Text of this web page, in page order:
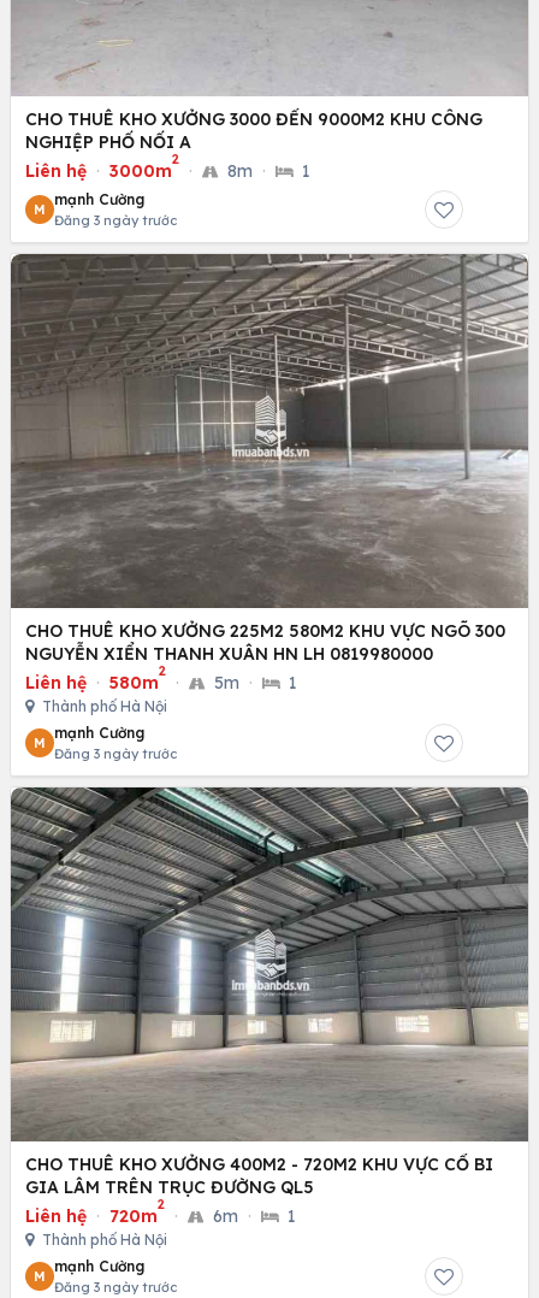
CHO THUÊ KHO XƯỞNG 3000 ĐẾN 9000M2 KHU CÔNG
NGHIỆP PHỐ NỐI A
Liên hệ · 3000m
2
· 8m · 1
M
mạnh Cường
Đăng 3 ngày trước
CHO THUÊ KHO XƯỞNG 225M2 580M2 KHU VỰC NGÕ 300
NGUYỄN XIỂN THANH XUÂN HN LH 0819980000
Liên hệ · 580m
2
· 5m · 1
Thành phố Hà Nội
M
mạnh Cường
Đăng 3 ngày trước
CHO THUÊ KHO XƯỞNG 400M2 - 720M2 KHU VỰC CỔ BI
GIA LÂM TRÊN TRỤC ĐƯỜNG QL5
Liên hệ · 720m
2
· 6m · 1
Thành phố Hà Nội
M
mạnh Cường
Đăng 3 ngày trước